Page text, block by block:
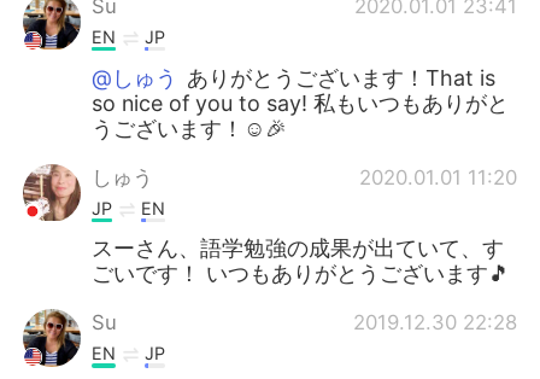
Su
2020.01.01 23:41
EN JP
@しゅう
ありがとうございます！That is
so nice of you to say! 私もいつもありがと
うございます！☺️🎉
しゅう 2020.01.01 11:20
JP EN
スーさん、語学勉強の成果が出ていて、す
ごいです！ いつもありがとうございます🎵
Su 2019.12.30 22:28
EN JP